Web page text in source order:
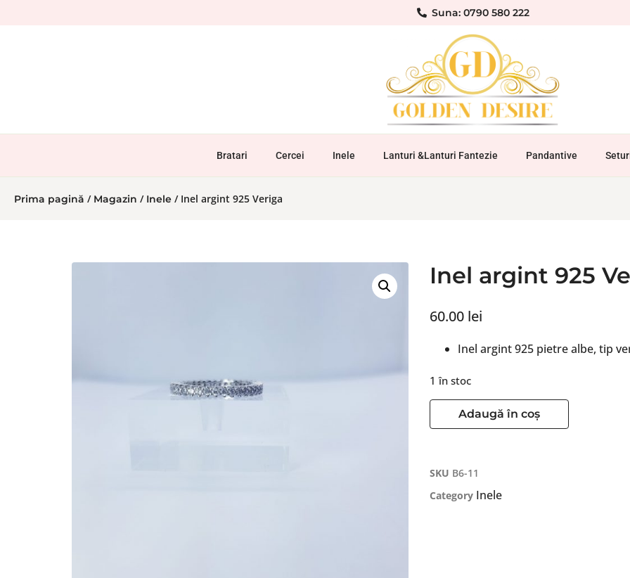
Suna: 0790 580 222
Bratari Cercei Inele Lanturi &Lanturi Fantezie Pandantive
Prima pagină / Magazin / Inele / Inel argint 925 Veriga
Inel argint 925
60.00 lei
Inel argint 925 pietre albe, tip
1 în stoc
Adaugă în coș
SKU B6-11
Category Inele